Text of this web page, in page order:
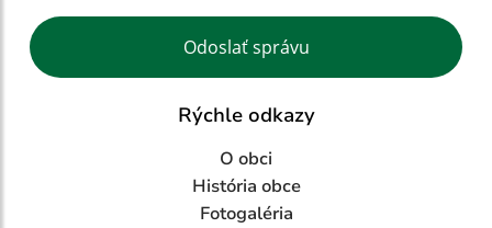
Google reCaptcha Response
Odoslať správu
Rýchle odkazy
O obci
História obce
Fotogaléria